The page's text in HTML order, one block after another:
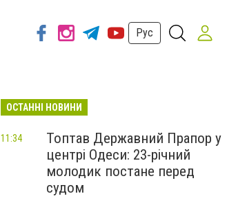
Рус
ОСТАННІ НОВИНИ
Топтав Державний Прапор у
центрі Одеси: 23-річний
молодик постане перед
судом
11:34